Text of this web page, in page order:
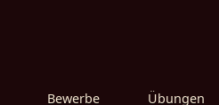
Bewerbe Übungen